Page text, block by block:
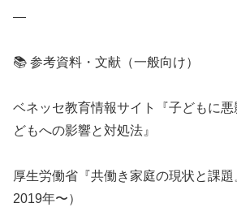
—
📚 参考資料・文献（一般向け）
ベネッセ教育情報サイト『子どもに
どもへの影響と対処法』
厚生労働省『共働き家庭の現状と課題
2019年〜）